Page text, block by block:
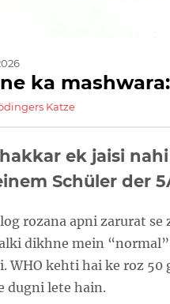
ka
Katze
ek jaisi
Schüler der
rozana apni zarurat
dikhne mein “normal”
WHO kehti hai ke roz 50
dugni lete hain.